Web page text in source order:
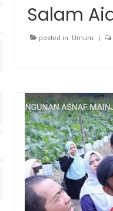
Salam
posted in: Umum |